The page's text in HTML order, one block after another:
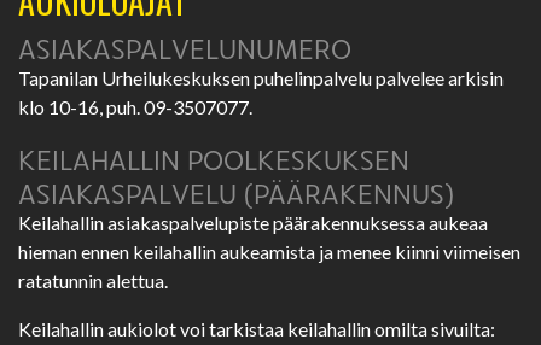
ASIAKASPALVELUNUMERO
Tapanilan Urheilukeskuksen puhelinpalvelu palvelee arkisin
klo 10-16, puh. 09-3507077.
KEILAHALLIN POOLKESKUKSEN
ASIAKASPALVELU (PÄÄRAKENNUS)
Keilahallin asiakaspalvelupiste päärakennuksessa aukeaa
hieman ennen keilahallin aukeamista ja menee kiinni viimeisen
ratatunnin alettua.
Keilahallin aukiolot voi tarkistaa keilahallin omilta sivuilta: